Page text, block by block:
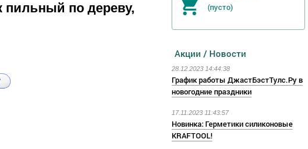
пильный по дереву,
(пусто)
Акции / Новости
28.12.2023 14:44:38
График работы ДжастБэстТулс.Ру в
новогодние праздники
17.11.2023 11:43:57
Новинка: Герметики силиконовые
KRAFTOOL!